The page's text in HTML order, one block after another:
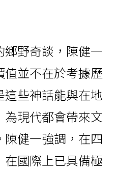
野奇談，陳健一
並不在於考據歷
這些神話能與在地
現代都會帶來文
陳健一強調，在四
國際上已具備極